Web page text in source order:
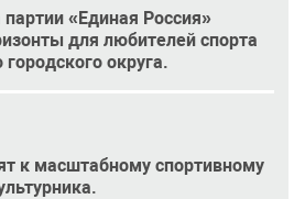
«Единая Россия»
для любителей спорта
округа.
к масштабному спортивному